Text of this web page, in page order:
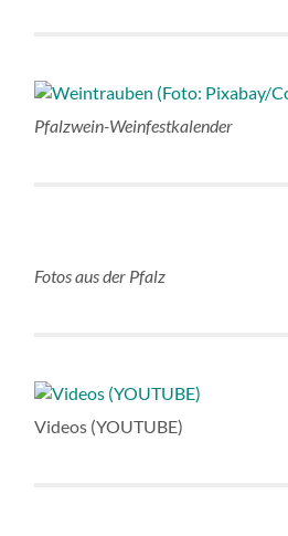
Pfalzwein-Weinfestkalender
Fotos aus der Pfalz
Videos (YOUTUBE)